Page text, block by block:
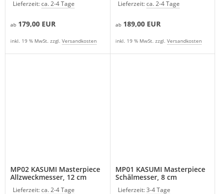
Lieferzeit:ca. 2-4 Tage
ab 179,00 EUR
inkl. 19 % MwSt. zzgl. Versandkosten
Lieferzeit:ca. 2-4 Tage
ab 189,00 EUR
inkl. 19 % MwSt. zzgl. Versandkosten
MP02 KASUMI Masterpiece
Allzweckmesser, 12 cm
Lieferzeit:ca. 2-4 Tage
MP01 KASUMI Masterpiece
Schälmesser, 8 cm
Lieferzeit:3-4 Tage